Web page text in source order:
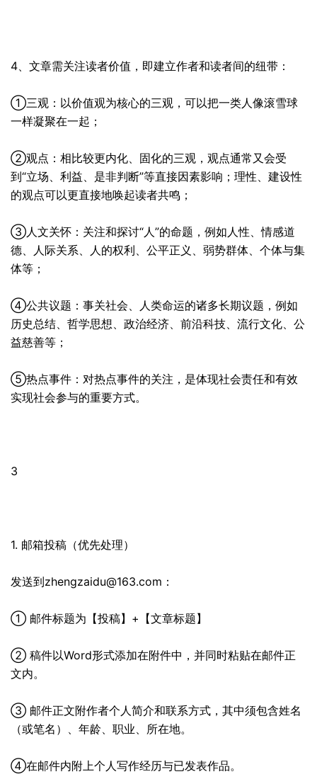
4、文章需关注读者价值，即建立作者和读者间的纽带：
①三观：以价值观为核心的三观，可以把一类人像滚雪球
一样凝聚在一起；
②观点：相比较更内化、固化的三观，观点通常又会受
到“立场、利益、是非判断”等直接因素影响；理性、建设性
的观点可以更直接地唤起读者共鸣；
③人文关怀：关注和探讨“人”的命题，例如人性、情感道
德、人际关系、人的权利、公平正义、弱势群体、个体与集
体等；
④公共议题：事关社会、人类命运的诸多长期议题，例如
历史总结、哲学思想、政治经济、前沿科技、流行文化、公
益慈善等；
⑤热点事件：对热点事件的关注，是体现社会责任和有效
实现社会参与的重要方式。
3
1. 邮箱投稿 （优先处理）
发送到zhengzaidu@163.com：
① 邮件标题为【投稿】+【文章标题】
② 稿件以Word形式添加在附件中，并同时粘贴在邮件正
文内。
③ 邮件正文附作者个人简介和联系方式，其中须包含姓名
（或笔名）、年龄、职业、所在地。
④在邮件内附上个人写作经历与已发表作品。